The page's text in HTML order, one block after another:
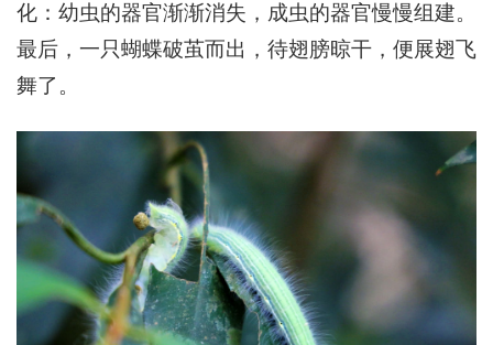
化：幼虫的器官渐渐消失，成虫的器官慢慢组建。
最后，一只蝴蝶破茧而出，待翅膀晾干，便展翅飞
舞了。